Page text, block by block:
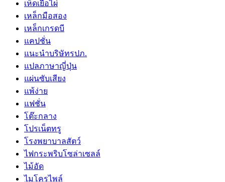
เห็ดเยื่อไผ่
เหล็กมือสอง
เหล็กเกรดบี
แคปชั่น
แนะนำบริษัทรปภ.
แปลภาษาญี่ปุ่น
แผ่นซับเสียง
แพ้ง่าย
แฟชั่น
โต๊ะกลาง
โปรเน็ตทรู
โรงพยาบาลสัตว์
ไฟกระพริบโซล่าเซลล์
ไม้อัด
ไมโครไพล์